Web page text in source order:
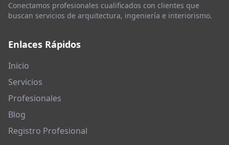
Conectamos profesionales cualificados con clientes que
buscan servicios de arquitectura, ingeniería e interiorismo.
Enlaces Rápidos
Inicio
Servicios
Profesionales
Blog
Registro Profesional